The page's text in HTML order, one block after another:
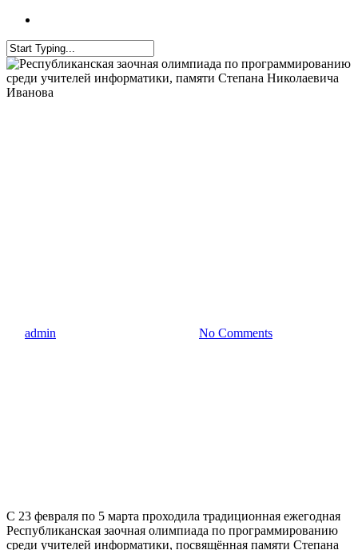
admin No Comments
С 23 февраля по 5 марта проходила традиционная ежегодная
Республиканская заочная олимпиада по программированию
среди учителей информатики, посвящённая памяти Степана